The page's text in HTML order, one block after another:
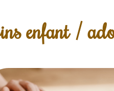
enfant /